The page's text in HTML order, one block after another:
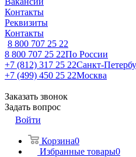
Контакты
Реквизиты
Контакты
8 800 707 25 22
8 800 707 25 22По России
+7 (812) 317 25 22Санкт-
+7 (499) 450 25 22Москва
Заказать звонок
Задать вопрос
Войти
Корзина0
Избранные товары0